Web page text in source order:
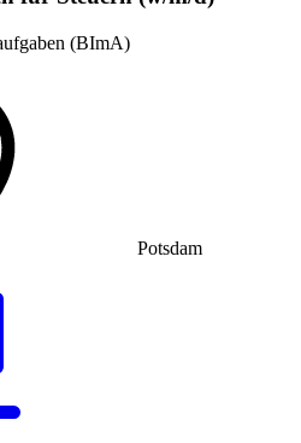
(BImA)
Potsdam